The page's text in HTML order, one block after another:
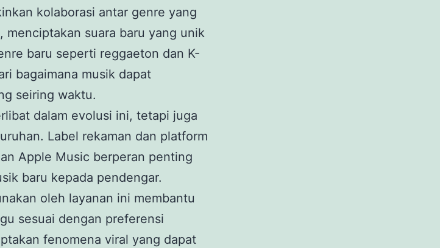
kolaborasi antar genre yang
menciptakan suara baru yang unik
baru seperti reggaeton dan K-
bagaimana musik dapat
seiring waktu.
dalam evolusi ini, tetapi juga
Label rekaman dan platform
Apple Music berperan penting
baru kepada pendengar.
oleh layanan ini membantu
sesuai dengan preferensi
fenomena viral yang dapat